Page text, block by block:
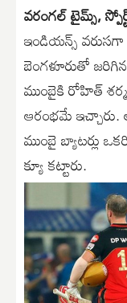
వరంగల్ టైమ్స్,
ఇండియన్స్
బెంగళూరుతో
ముంబైకి రోహిత్
ఆరంభమే
ముంబై బ్యాటర్లు
క్యూ కట్టారు.